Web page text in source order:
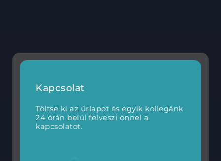
Kapcsolat
Töltse ki az űrlapot és egyik kollegánk
24 órán belül felveszi önnel a
kapcsolatot.